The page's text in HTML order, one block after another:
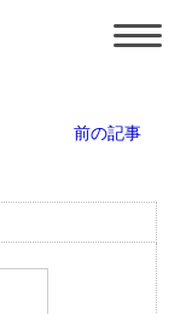
前の記事